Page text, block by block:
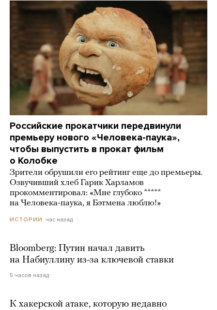
Российские прокатчики передвинули
премьеру нового «Человека-паука»,
чтобы выпустить в прокат фильм
о Колобке
Зрители обрушили его рейтинг еще до премьеры.
Озвучивший хлеб Гарик Харламов
прокомментировал: «Мне глубоко *****
на Человека-паука, я Бэтмена люблю!»
ИСТОРИИ час назад
Bloomberg: Путин начал давить
на Набиуллину из-за ключевой ставки
5 часов назад
К хакерской атаке, которую недавно